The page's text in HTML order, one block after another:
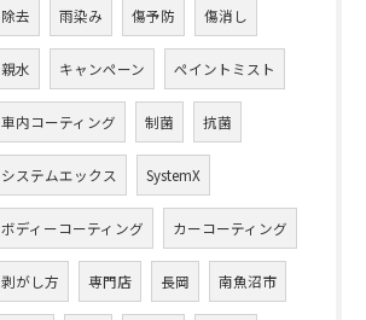
除去 雨染み 傷予防 傷消し
親水 キャンペーン ペイントミスト
車内コーティング 制菌 抗菌
システムエックス SystemX
ボディーコーティング カーコーティング
剥がし方 専門店 長岡 南魚沼市